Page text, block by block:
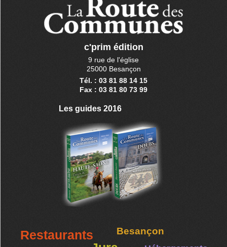
c'prim édition
9 rue de l'église
25000 Besançon
Tél. : 03 81 88 14 15
Fax : 03 81 80 73 99
Les guides 2016
Restaurants Besançon